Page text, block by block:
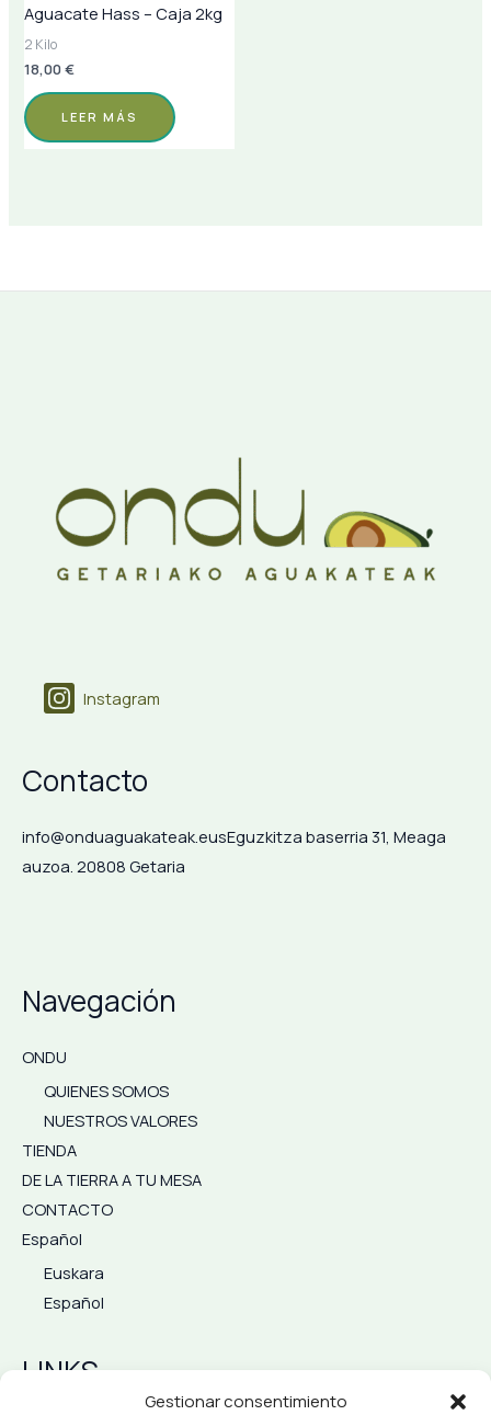
Gestionar consentimiento
Aguacate Hass – Caja 2kg
2 Kilo
18,00€
LEER MÁS
Instagram
Contacto
info@onduaguakateak.eusEguzkitza baserria 31, Meaga
auzoa. 20808 Getaria
Navegación
ONDU
QUIENES SOMOS
NUESTROS VALORES
TIENDA
DE LA TIERRA A TU MESA
CONTACTO
Español
Euskara
Español
LINKS